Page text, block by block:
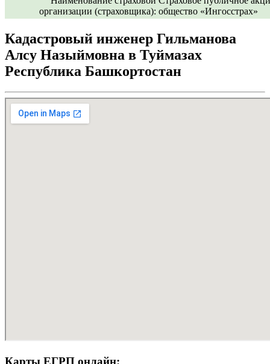
организации (страховщика): общество «Ингосстрах»
Кадастровый инженер Гильманова
Алсу Назыймовна в Туймазах
Республика Башкортостан
Карты ЕГРП онлайн: